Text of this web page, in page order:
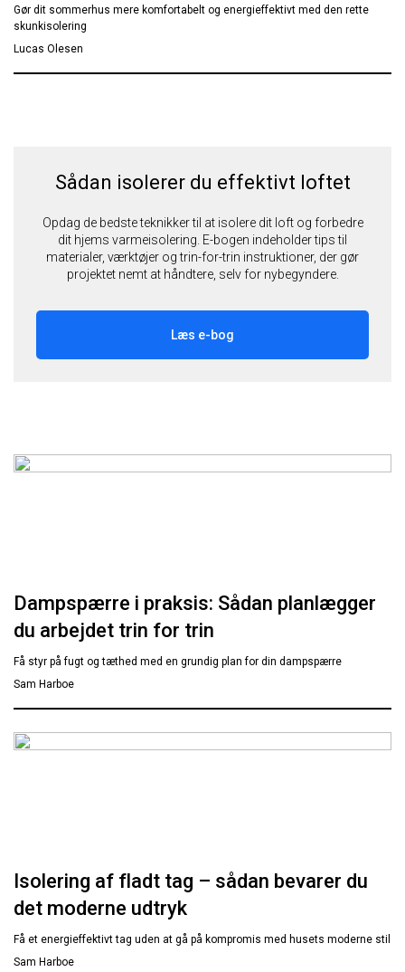
Gør dit sommerhus mere komfortabelt og energieffektivt med den rette
skunkisolering
Lucas Olesen
Sådan isolerer du effektivt loftet
Opdag de bedste teknikker til at isolere dit loft og forbedre
dit hjems varmeisolering. E-bogen indeholder tips til
materialer, værktøjer og trin-for-trin instruktioner, der gør
projektet nemt at håndtere, selv for nybegyndere.
Læs e-bog
Dampspærre i praksis: Sådan planlægger
du arbejdet trin for trin
Få styr på fugt og tæthed med en grundig plan for din dampspærre
Sam Harboe
Isolering af fladt tag – sådan bevarer du
det moderne udtryk
Få et energieffektivt tag uden at gå på kompromis med husets moderne stil
Sam Harboe